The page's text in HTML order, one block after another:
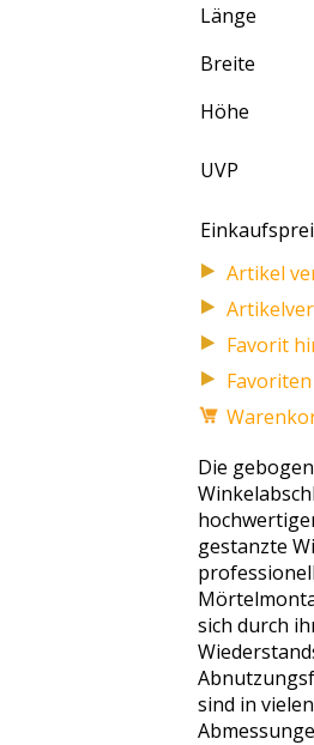
Länge
Breite
Höhe
UVP
Die
gestanzte
sich durch
sind in